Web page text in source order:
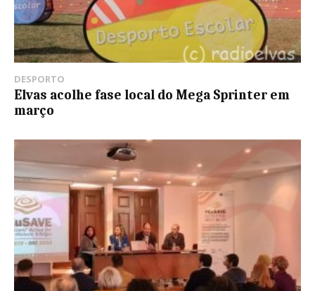
DESPORTO
Elvas acolhe fase local do Mega Sprinter em
março